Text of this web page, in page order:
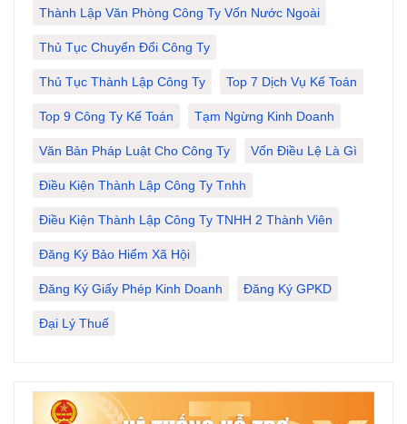
Thành Lập Văn Phòng Công Ty Vốn Nước Ngoài
Thủ Tục Chuyển Đổi Công Ty
Thủ Tục Thành Lập Công Ty Top 7 Dịch Vụ Kế Toán
Top 9 Công Ty Kế Toán Tạm Ngừng Kinh Doanh
Văn Bản Pháp Luật Cho Công Ty Vốn Điều Lệ Là Gì
Điều Kiện Thành Lập Công Ty Tnhh
Điều Kiện Thành Lập Công Ty TNHH 2 Thành Viên
Đăng Ký Bảo Hiểm Xã Hội
Đăng Ký Giấy Phép Kinh Doanh Đăng Ký GPKD
Đại Lý Thuế